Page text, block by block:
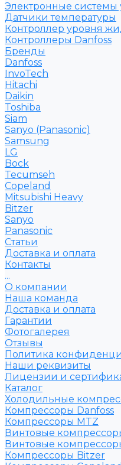
Электронные системы
Датчики температуры
Контроллер уровня
Контроллеры Danfoss
Бренды
Danfoss
InvoTech
Hitachi
Daikin
Toshiba
Siam
Sanyo (Panasonic)
Samsung
LG
Bock
Tecumseh
Copeland
Mitsubishi Heavy
Bitzer
Sanyo
Рanasonic
Статьи
Доставка и оплата
Контакты
...
О компании
Наша команда
Доставка и оплата
Гарантии
Фотогалерея
Отзывы
Политика
Наши реквизиты
Лицензии и
Каталог
Холодильные
Компрессоры Danfoss
Компрессоры MTZ
Винтовые
Винтовые
Компрессоры Bitzer